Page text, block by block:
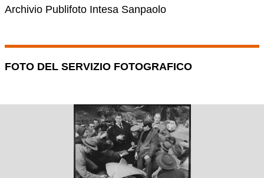
Archivio Publifoto Intesa Sanpaolo
FOTO DEL SERVIZIO FOTOGRAFICO